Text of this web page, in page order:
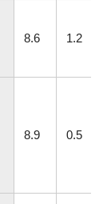
8.6 1.2
8.9 0.5